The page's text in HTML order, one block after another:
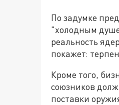
По задумке
"холодным
реальность
покажет:
Кроме того,
союзников
поставки